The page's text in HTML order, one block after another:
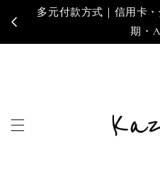
寄送地區｜台灣・香港